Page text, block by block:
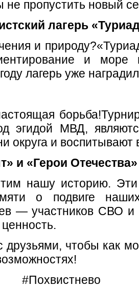
не пропустить новый
лагерь
и
и море
лагерь уже
эгидой МВД,
округа и воспитывают
и «Герои Отечества»
нашу историю. Эти
о подвиге
— участников СВО
друзьями, чтобы как